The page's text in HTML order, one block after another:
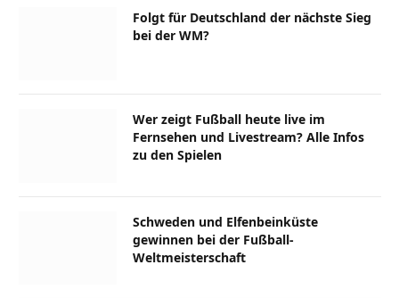
Folgt für Deutschland der nächste Sieg
bei der WM?
Wer zeigt Fußball heute live im
Fernsehen und Livestream? Alle Infos
zu den Spielen
Schweden und Elfenbeinküste
gewinnen bei der Fußball-
Weltmeisterschaft